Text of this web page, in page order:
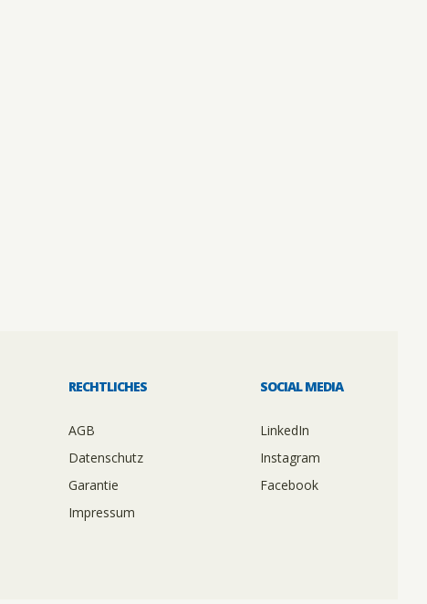
RECHTLICHES
AGB
Datenschutz
Garantie
Impressum
SOCIAL MEDIA
LinkedIn
Instagram
Facebook